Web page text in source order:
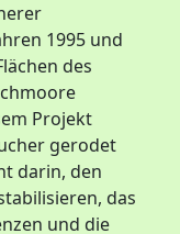
1995 und
des
Projekt
gerodet
darin, den
das
und die